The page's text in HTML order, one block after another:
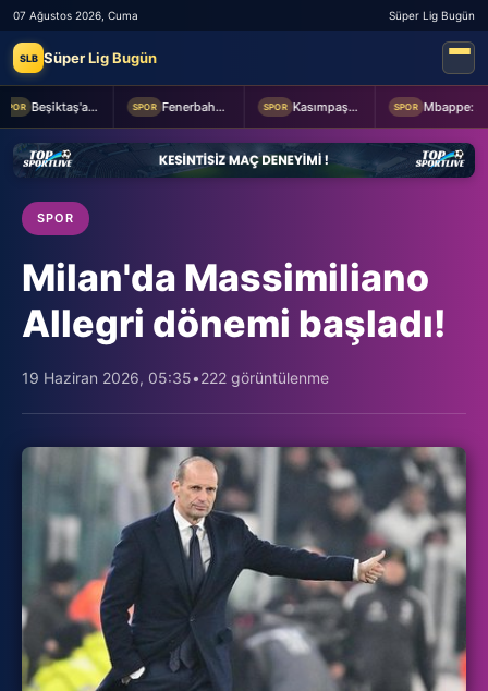
07 Ağustos 2026, Cuma Süper Lig Bugün
SLB Süper Lig Bugün
Beşiktaş'a Youssouf Fofana transferinde müjdeli haber! SPOR Fenerbahçe Başkanı Aziz Yıldırım, Sturm Graz maçı öncesi takımı ziyaret etti SPOR Kasımpaşa ile Hull City hazırlık maçında berabere kaldı SPOR Mbappe: Bahis reklamlarında oynamam
SPOR
Milan'da Massimiliano
Allegri dönemi başladı!
19 Haziran 2026, 05:35•222 görüntülenme